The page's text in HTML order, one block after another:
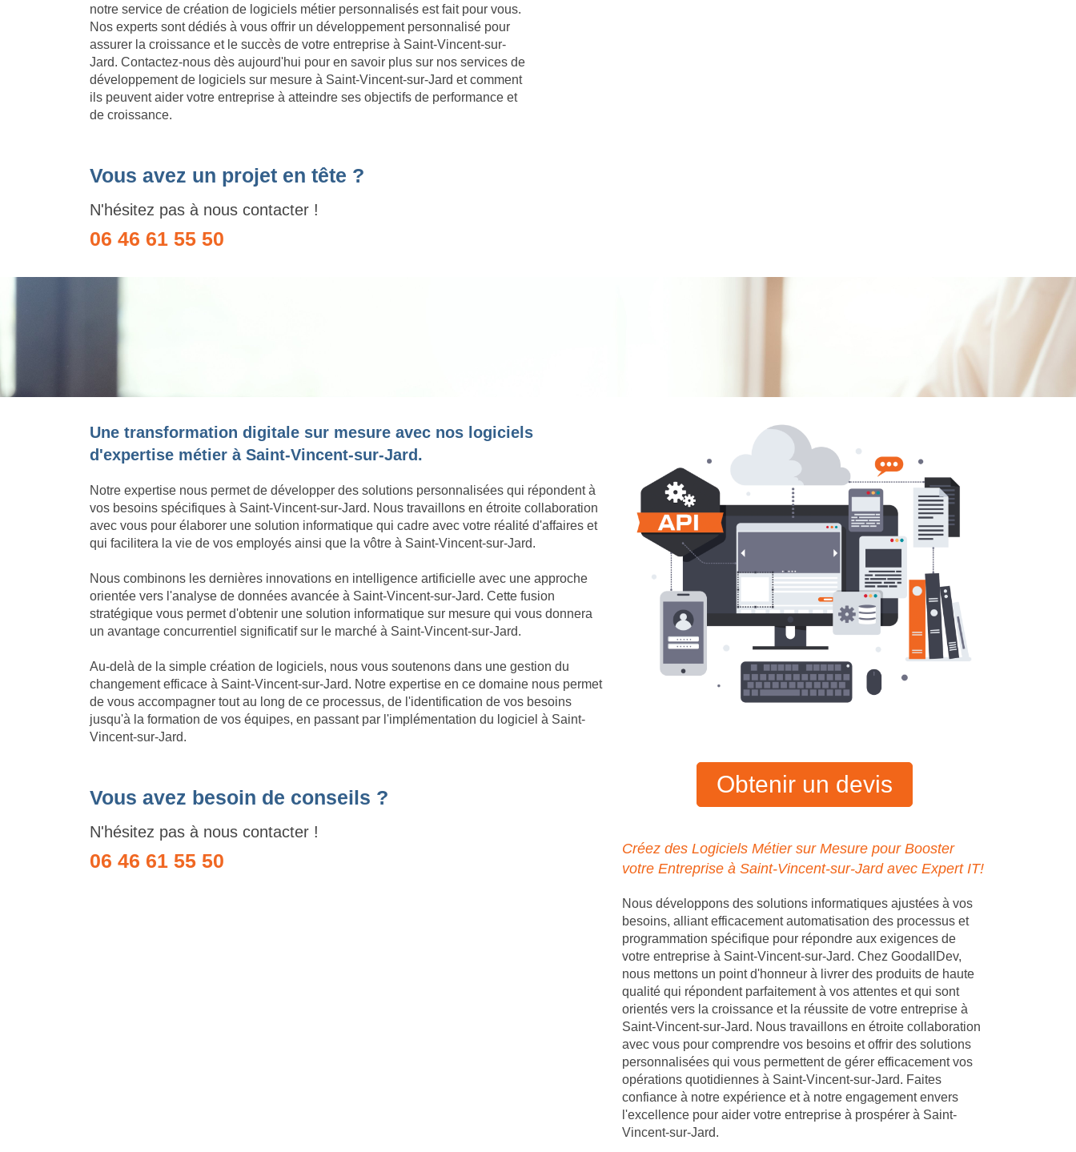
notre service de création de logiciels métier personnalisés est fait pour vous.
Nos experts sont dédiés à vous offrir un développement personnalisé pour
assurer la croissance et le succès de votre entreprise à Saint-Vincent-sur-
Jard. Contactez-nous dès aujourd'hui pour en savoir plus sur nos services de
développement de logiciels sur mesure à Saint-Vincent-sur-Jard et comment
ils peuvent aider votre entreprise à atteindre ses objectifs de performance et
de croissance.
Vous avez un projet en tête ?
N'hésitez pas à nous contacter !
06 46 61 55 50
Une transformation digitale sur mesure avec nos logiciels
d'expertise métier à Saint-Vincent-sur-Jard.
Notre expertise nous permet de développer des solutions personnalisées qui répondent à
vos besoins spécifiques à Saint-Vincent-sur-Jard. Nous travaillons en étroite collaboration
avec vous pour élaborer une solution informatique qui cadre avec votre réalité d'affaires et
qui facilitera la vie de vos employés ainsi que la vôtre à Saint-Vincent-sur-Jard.
Nous combinons les dernières innovations en intelligence artificielle avec une approche
orientée vers l'analyse de données avancée à Saint-Vincent-sur-Jard. Cette fusion
stratégique vous permet d'obtenir une solution informatique sur mesure qui vous donnera
un avantage concurrentiel significatif sur le marché à Saint-Vincent-sur-Jard.
Au-delà de la simple création de logiciels, nous vous soutenons dans une gestion du
changement efficace à Saint-Vincent-sur-Jard. Notre expertise en ce domaine nous permet
de vous accompagner tout au long de ce processus, de l'identification de vos besoins
jusqu'à la formation de vos équipes, en passant par l'implémentation du logiciel à Saint-
Vincent-sur-Jard.
Vous avez besoin de conseils ?
N'hésitez pas à nous contacter !
06 46 61 55 50
Obtenir un devis
Créez des Logiciels Métier sur Mesure pour Booster
votre Entreprise à Saint-Vincent-sur-Jard avec Expert IT!
Nous développons des solutions informatiques ajustées à vos
besoins, alliant efficacement automatisation des processus et
programmation spécifique pour répondre aux exigences de
votre entreprise à Saint-Vincent-sur-Jard. Chez GoodallDev,
nous mettons un point d'honneur à livrer des produits de haute
qualité qui répondent parfaitement à vos attentes et qui sont
orientés vers la croissance et la réussite de votre entreprise à
Saint-Vincent-sur-Jard. Nous travaillons en étroite collaboration
avec vous pour comprendre vos besoins et offrir des solutions
personnalisées qui vous permettent de gérer efficacement vos
opérations quotidiennes à Saint-Vincent-sur-Jard. Faites
confiance à notre expérience et à notre engagement envers
l'excellence pour aider votre entreprise à prospérer à Saint-
Vincent-sur-Jard.